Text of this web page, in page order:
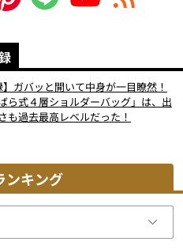
】ガバッと開いて中身が一目瞭然！
ら式４層ショルダーバッグ」は、出
も過去最高レベルだった！
ンキング